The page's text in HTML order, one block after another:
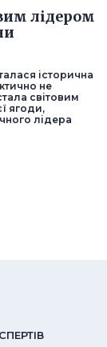
лідером
історична
не
світовим
ягоди,
лідера